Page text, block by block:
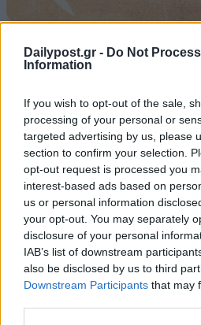
Dailypost.gr - Do Not
Information
If you wish to opt-out of the sale,
processing of your personal or
targeted advertising by us, please
section to confirm your selection.
opt-out request is processed you
interest-based ads based on
us or personal information
your opt-out. You may separately
disclosure of your personal
IAB’s list of downstream
also be disclosed by us to third
Downstream Participants that may